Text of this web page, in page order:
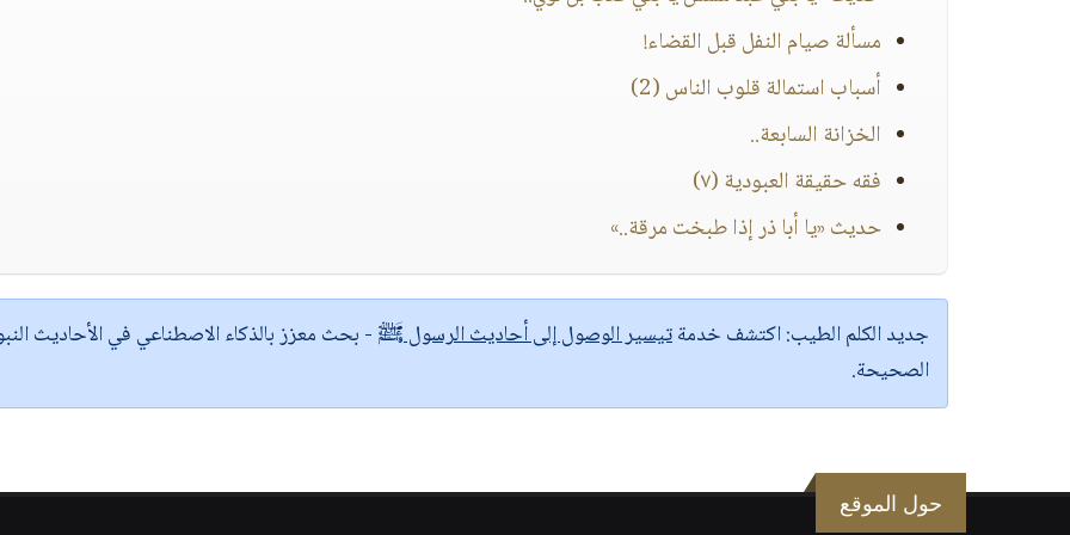
مسألة صيام النفل قبل القضاء!
أسباب استمالة قلوب الناس (2)
الخزانة السابعة..
فقه حقيقة العبودية (٧)
حديث «يا أبا ذر إذا طبخت مرقة..»
جديد الكلم الطيب:اكتشف خدمةتيسير الوصول إلى أحاديث الرسول ﷺ - بحث معزز بالذكاء الاصطناعي في الأحاديث
الصحيحة.
حول الموقع